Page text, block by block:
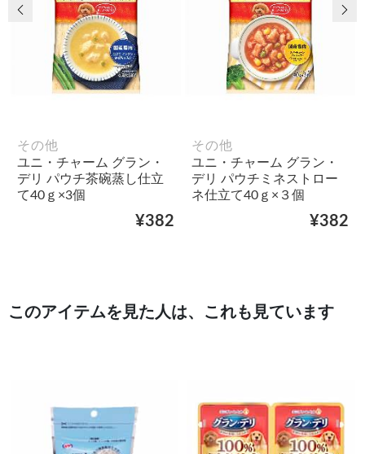
その他
ユニ・チャーム グラン・
デリ パウチ茶碗蒸し仕立
て40ｇ×3個
¥382
その他
ユニ・チャーム グラン・
デリ パウチミネストロー
ネ仕立て40ｇ×３個
¥382
前の画像 次
このアイテムを見た人は、これも見ています